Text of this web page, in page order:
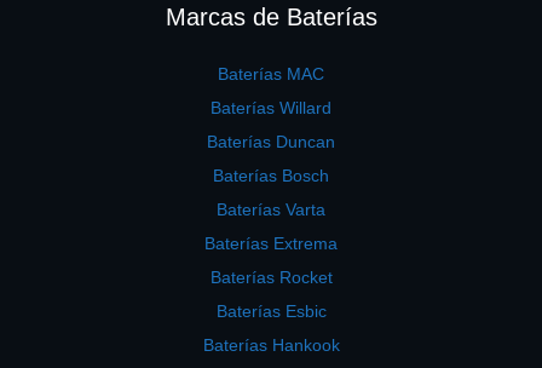
Marcas de Baterías
Baterías MAC
Baterías Willard
Baterías Duncan
Baterías Bosch
Baterías Varta
Baterías Extrema
Baterías Rocket
Baterías Esbic
Baterías Hankook